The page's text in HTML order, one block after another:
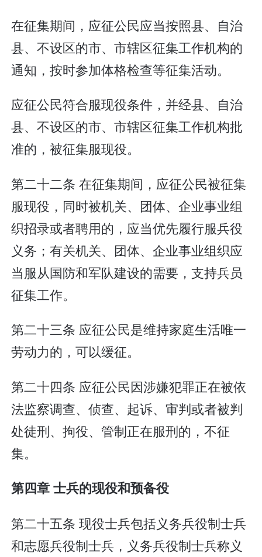
在征集期间，应征公民应当按照县、自治
县、不设区的市、市辖区征集工作机构的
通知，按时参加体格检查等征集活动。
应征公民符合服现役条件，并经县、自治
县、不设区的市、市辖区征集工作机构批
准的，被征集服现役。
第二十二条 在征集期间，应征公民被征集
服现役，同时被机关、团体、企业事业组
织招录或者聘用的，应当优先履行服兵役
义务；有关机关、团体、企业事业组织应
当服从国防和军队建设的需要，支持兵员
征集工作。
第二十三条 应征公民是维持家庭生活唯一
劳动力的，可以缓征。
第二十四条 应征公民因涉嫌犯罪正在被依
法监察调查、侦查、起诉、审判或者被判
处徒刑、拘役、管制正在服刑的，不征
集。
第四章 士兵的现役和预备役
第二十五条 现役士兵包括义务兵役制士兵
和志愿兵役制士兵，义务兵役制士兵称义